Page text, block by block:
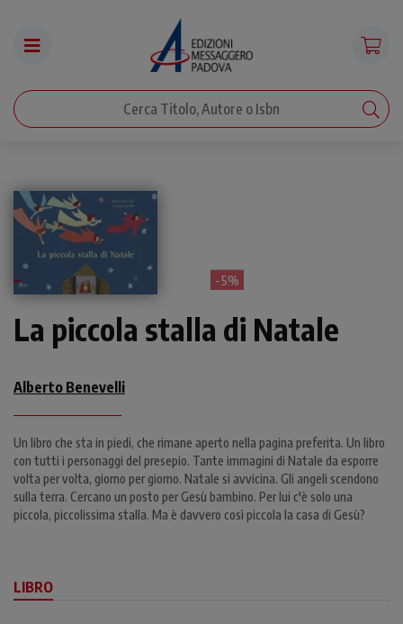
- 5%
La piccola stalla di Natale
Alberto Benevelli
Un libro che sta in piedi, che rimane aperto nella pagina preferita. Un libro
con tutti i personaggi del presepio. Tante immagini di Natale da esporre
volta per volta, giorno per giorno. Natale si avvicina. Gli angeli scendono
sulla terra. Cercano un posto per Gesù bambino. Per lui c'è solo una
piccola, piccolissima stalla. Ma è davvero così piccola la casa di Gesù?
LIBRO